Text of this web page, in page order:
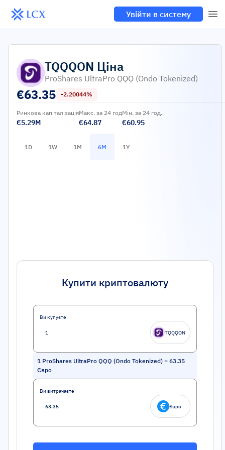
Увійти в систему
TQQQON Ціна
ProShares UltraPro QQQ (Ondo Tokenized)
€63.35 -2.20044%
Ринкова капіталізація
€5.29M
Макс. за 24 год
€64.87
Мін. за 24 год.
€60.95
1D 1W 1M 6M 1Y
Купити криптовалюту
Ви купуєте
TQQQON
1 ProShares UltraPro QQQ (Ondo Tokenized) = 63.35
Євро
Ви витрачаєте
Євро